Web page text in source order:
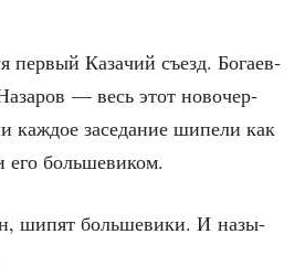
пер­вый Каза­чий съезд. Бога­ев­
— весь этот ново­чер­
каж­дое засе­да­ние шипе­ли как
большевиком.
шипят боль­ше­ви­ки. И назы­